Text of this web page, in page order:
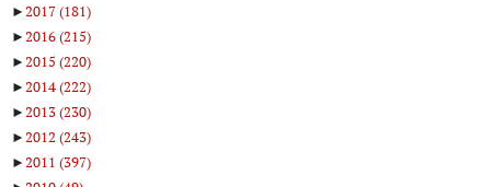
►2017(181)
►2016(215)
►2015 (220)
►2014(222)
►2013(230)
►2012 (243)
►2011 (397)